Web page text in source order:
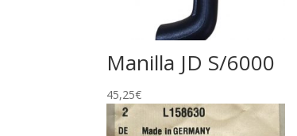
Manilla JD S/6000
45,25€